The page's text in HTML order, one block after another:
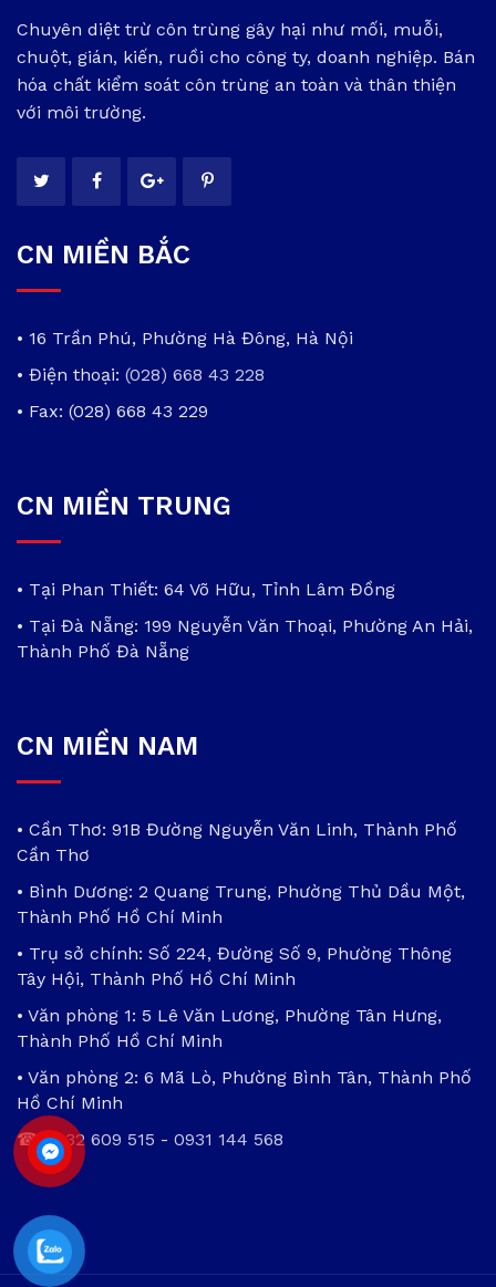
Chuyên diệt trừ côn trùng gây hại như mối, muỗi,
chuột, gián, kiến, ruồi cho công ty, doanh nghiệp. Bán
hóa chất kiểm soát côn trùng an toàn và thân thiện
với môi trường.
CN MIỀN BẮC
• 16 Trần Phú, Phường Hà Đông, Hà Nội
• Điện thoại: (028) 668 43 228
• Fax: (028) 668 43 229
CN MIỀN TRUNG
• Tại Phan Thiết: 64 Võ Hữu, Tỉnh Lâm Đồng
• Tại Đà Nẵng: 199 Nguyễn Văn Thoại, Phường An Hải,
Thành Phố Đà Nẵng
CN MIỀN NAM
• Cần Thơ: 91B Đường Nguyễn Văn Linh, Thành Phố
Cần Thơ
• Bình Dương: 2 Quang Trung, Phường Thủ Dầu Một,
Thành Phố Hồ Chí Minh
• Trụ sở chính: Số 224, Đường Số 9, Phường Thông
Tây Hội, Thành Phố Hồ Chí Minh
• Văn phòng 1: 5 Lê Văn Lương, Phường Tân Hưng,
Thành Phố Hồ Chí Minh
• Văn phòng 2: 6 Mã Lò, Phường Bình Tân, Thành Phố
Hồ Chí Minh
☎0932 609 515 - 0931 144 568